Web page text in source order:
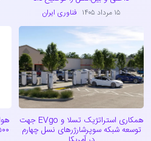
۱۵ مرداد ۱۴۰۵ فناوری ایران
همکاری استراتژیک تسلا و EVgo جهت
توسعه شبکه سوپرشارژرهای نسل چهارم